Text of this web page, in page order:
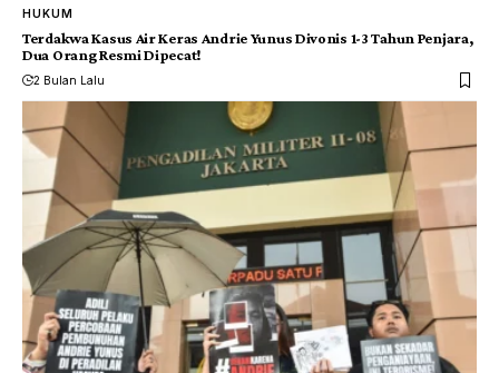
HUKUM
Terdakwa Kasus Air Keras Andrie Yunus Divonis 1-3 Tahun Penjara,
Dua Orang Resmi Dipecat!
2 Bulan Lalu